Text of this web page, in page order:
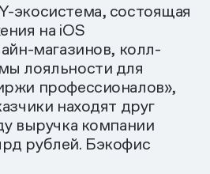
экосистема, состоящая
на iOS
магазинов, колл-
лояльности для
профессионалов»,
находят друг
выручка компании
рублей. Бэкофис